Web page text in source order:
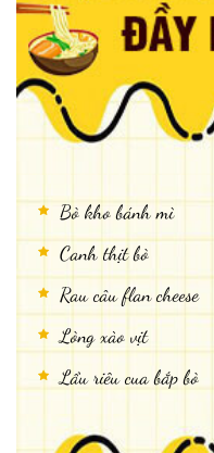
Bò kho bánh mì
Canh thịt bò
Rau câu flan cheese
Lòng xào vịt
Lẩu riêu cua bắp bò